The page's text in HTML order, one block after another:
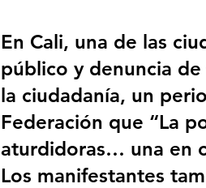
En Cali, una de las
público y denuncia
la ciudadanía, un
Federación que “La
aturdidoras… una en
Los manifestantes